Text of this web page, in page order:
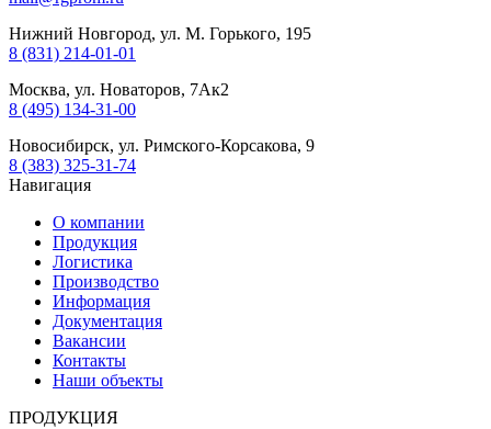
Нижний Новгород, ул. М. Горького, 195
8 (831) 214-01-01
Москва, ул. Новаторов, 7Ак2
8 (495) 134-31-00
Новосибирск, ул. Римского-Корсакова, 9
8 (383) 325-31-74
Навигация
О компании
Продукция
Логистика
Производство
Информация
Документация
Вакансии
Контакты
Наши объекты
ПРОДУКЦИЯ